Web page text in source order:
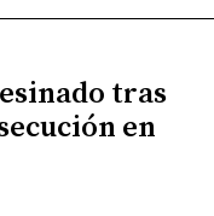
tras
en